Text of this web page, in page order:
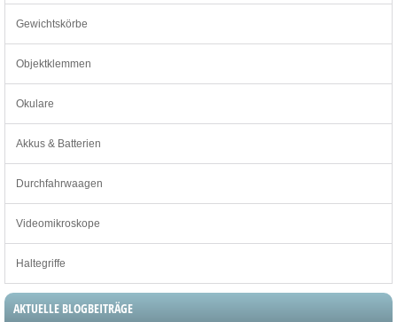
Gewichtskörbe
Objektklemmen
Okulare
Akkus & Batterien
Durchfahrwaagen
Videomikroskope
Haltegriffe
AKTUELLE BLOGBEITRÄGE